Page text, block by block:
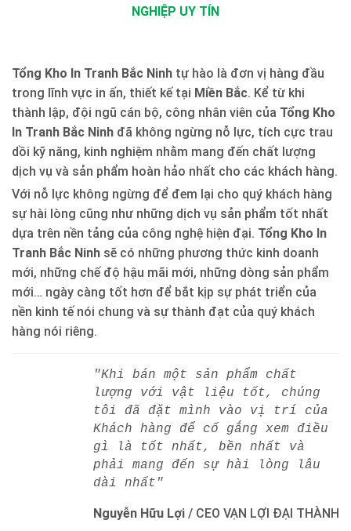
NGHIỆP UY TÍN
Tổng Kho In Tranh Bắc Ninh tự hào là đơn vị hàng đầu
trong lĩnh vực in ấn, thiết kế tại Miền Bắc. Kể từ khi
thành lập, đội ngũ cán bộ, công nhân viên của Tổng Kho
In Tranh Bắc Ninh đã không ngừng nỗ lực, tích cực trau
dồi kỹ năng, kinh nghiệm nhằm mang đến chất lượng
dịch vụ và sản phẩm hoàn hảo nhất cho các khách hàng.
Với nỗ lực không ngừng để đem lại cho quý khách hàng
sự hài lòng cũng như những dịch vụ sản phẩm tốt nhất
dựa trên nền tảng của công nghệ hiện đại. Tổng Kho In
Tranh Bắc Ninh sẽ có những phương thức kinh doanh
mới, những chế độ hậu mãi mới, những dòng sản phẩm
mới… ngày càng tốt hơn để bắt kịp sự phát triển của
nền kinh tế nói chung và sự thành đạt của quý khách
hàng nói riêng.
"Khi bán một sản phẩm chất
lượng với vật liệu tốt, chúng
tôi đã đặt mình vào vị trí của
Khách hàng để cố gắng xem điều
gì là tốt nhất, bền nhất và
phải mang đến sự hài lòng lâu
dài nhất"
Nguyễn Hữu Lợi / CEO VẠN LỢI ĐẠI THÀNH